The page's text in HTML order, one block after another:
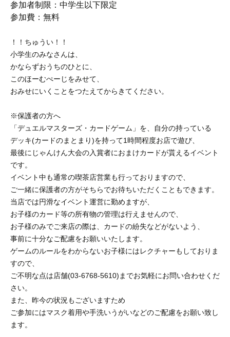
参加者制限：中学生以下限定
参加費：無料
！！ちゅうい！！
小学生のみなさんは、
かならずおうちのひとに、
このほーむぺーじをみせて、
おみせにいくことをつたえてからきてください。
※保護者の方へ
「デュエルマスターズ・カードゲーム」を、自分の持っている
デッキ(カードのまとまり)を持って1時間程度お店で遊び、
最後にじゃんけん大会の入賞者におまけカードが貰えるイベント
です。
イベント中も通常の喫茶店営業も行っておりますので、
ご一緒に保護者の方がそちらでお待ちいただくこともできます。
当店では円滑なイベント運営に勤めますが、
お子様のカード等の所有物の管理は行えませんので、
お子様のみでご来店の際は、カードの紛失などがないよう、
事前に十分なご配慮をお願いいたします。
ゲームのルールをわからないお子様にはレクチャーもしておりま
すので、
ご不明な点は店舗(03-6768-5610)までお気軽にお問い合わせくだ
さい。
また、昨今の状況もございますため
ご参加にはマスク着用や手洗いうがいなどのご配慮をお願い致し
ます。